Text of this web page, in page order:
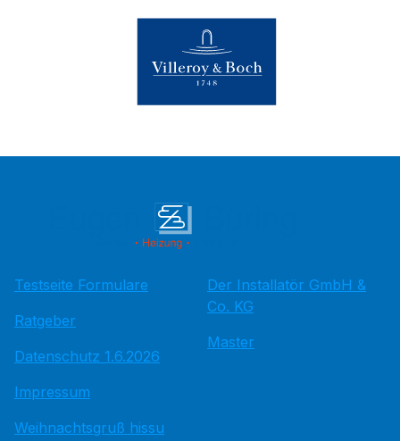
Testseite Formulare
Ratgeber
Datenschutz 1.6.2026
Impressum
Weihnachtsgruß hissu
Der Installatör GmbH &
Co. KG
Master